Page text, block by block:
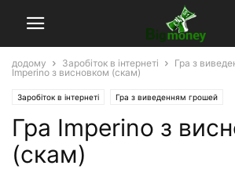
додому Заробіток в інтернеті Гра з
Imperino з висновком (скам)
Заробіток в інтернеті Гра з виведенням грошей
Гра Imperino з
(скам)